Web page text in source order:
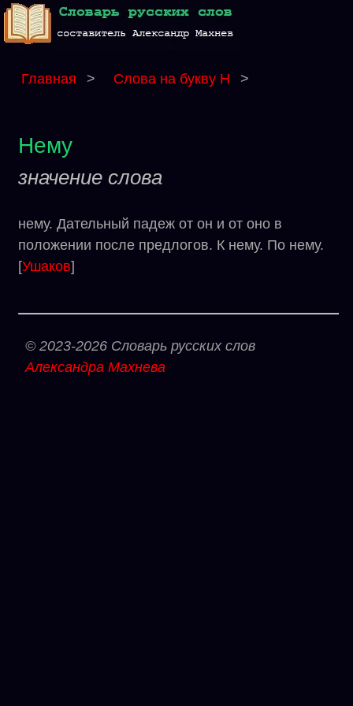
Главная > Слова на букву Н >
Нему
значение слова
нему. Дательный падеж от он и от оно в
положении после предлогов. К нему. По нему.
[Ушаков]
© 2023-2026 Словарь русских слов
Александра Махнева